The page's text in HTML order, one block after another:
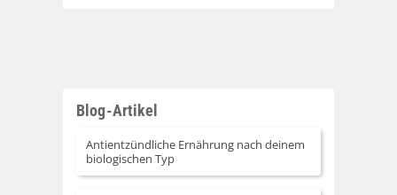
Blog-Artikel
Antientzündliche Ernährung nach deinem
biologischen Typ